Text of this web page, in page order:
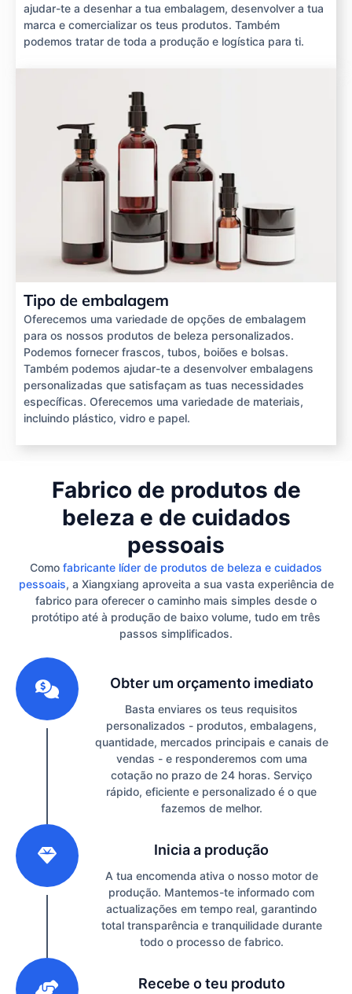
ajudar-te a desenhar a tua embalagem, desenvolver a tua
marca e comercializar os teus produtos. Também
podemos tratar de toda a produção e logística para ti.
Tipo de embalagem
Oferecemos uma variedade de opções de embalagem
para os nossos produtos de beleza personalizados.
Podemos fornecer frascos, tubos, boiões e bolsas.
Também podemos ajudar-te a desenvolver embalagens
personalizadas que satisfaçam as tuas necessidades
específicas. Oferecemos uma variedade de materiais,
incluindo plástico, vidro e papel.
Fabrico de produtos de
beleza e de cuidados
pessoais
Como fabricante líder de produtos de beleza e cuidados
pessoais, a Xiangxiang aproveita a sua vasta experiência de
fabrico para oferecer o caminho mais simples desde o
protótipo até à produção de baixo volume, tudo em três
passos simplificados.
Obter um orçamento imediato
Basta enviares os teus requisitos
personalizados - produtos, embalagens,
quantidade, mercados principais e canais de
vendas - e responderemos com uma
cotação no prazo de 24 horas. Serviço
rápido, eficiente e personalizado é o que
fazemos de melhor.
Inicia a produção
A tua encomenda ativa o nosso motor de
produção. Mantemos-te informado com
actualizações em tempo real, garantindo
total transparência e tranquilidade durante
todo o processo de fabrico.
Recebe o teu produto